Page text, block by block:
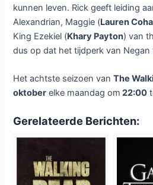
kunnen leven. Rick geeft leiding
Alexandrian, Maggie (Lauren
King Ezekiel (Khary Payton) van
dus op dat het tijdperk van Negan
Het achtste seizoen vanThe
oktober elke maandag om 22:00
Gerelateerde Berichten: